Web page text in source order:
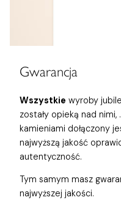
Gwarancja
Wszystkie wyroby
zostały opieką nad nimi,
kamieniami dołączony
najwyższą jakość
autentyczność.
Tym samym masz
najwyższej jakości.